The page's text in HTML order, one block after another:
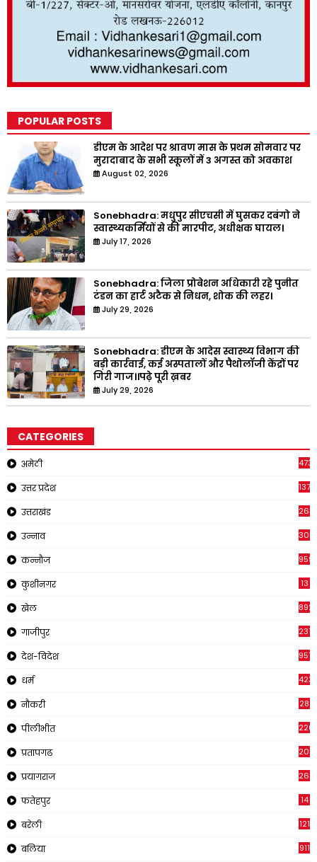
POPULAR POSTS
डीएम के आदेश पर श्रावण मास के प्रथम सोमवार पर
मुरादाबाद के सभी स्कूलों में 3 अगस्त को अवकाश
August 02, 2026
Sonebhadra: मधुपुर सीएचसी में घुसकर दबंगो ने
स्वास्थ्यकर्मियों से की मारपीट, अधीक्षक घायल।
July 17, 2026
Sonebhadra: जिला प्रोबेशन अधिकारी रहे पुनीत
टंडन का हार्ट अटैक से निधन, शोक की लहर।
July 29, 2026
Sonebhadra: डीएम के आदेस स्वास्थ्य विभाग की
बड़ी कार्रवाई, कई अस्पतालों और पैथोलॉजी केंद्रों पर
गिरी गाज।।पढ़े पूरी ख़बर
July 29, 2026
CATEGORIES
अमेठी
उत्तर प्रदेश 1371
उत्तराखंड
उन्नाव 308
कन्नौज 959
कुशीनगर 13
खेल 892
गाजीपुर 237
देश-विदेश 957
धर्म 423
नौकरी 28
पीलीभीत
प्रतापगढ 2011
प्रयागराज 269
फतेहपुर 14
बरेली 121
बलिया 911